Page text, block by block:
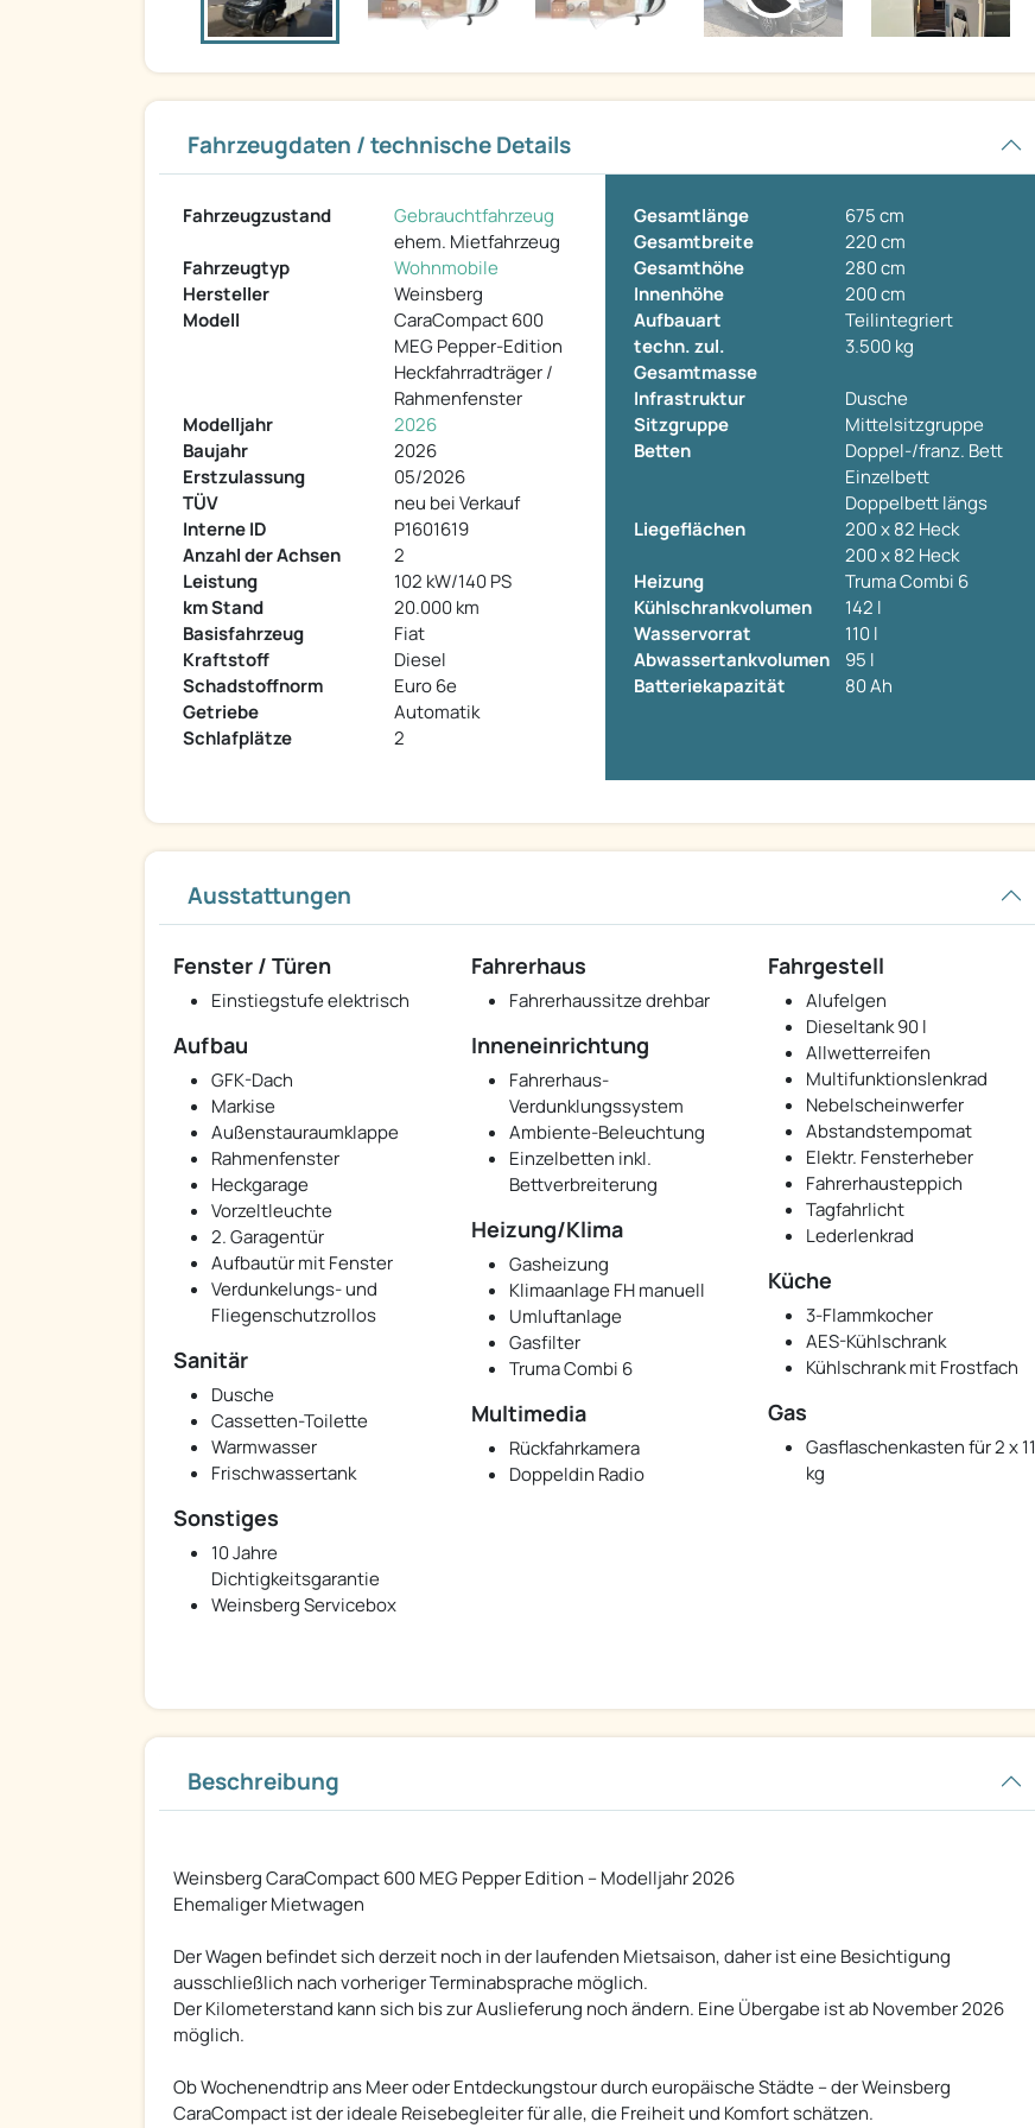
Fahrzeugdaten / technische Details
Fahrzeugzustand
Gebrauchtfahrzeug
ehem. Mietfahrzeug
Fahrzeugtyp
Wohnmobile
Hersteller
Weinsberg
Modell
CaraCompact 600
MEG Pepper-Edition
Heckfahrradträger /
Rahmenfenster
Modelljahr
2026
Baujahr
2026
Erstzulassung
05/2026
TÜV
neu bei Verkauf
Interne ID
P1601619
Anzahl der Achsen
2
Leistung
102 kW/140 PS
km Stand
20.000 km
Basisfahrzeug
Fiat
Kraftstoff
Diesel
Schadstoffnorm
Euro 6e
Getriebe
Automatik
Schlafplätze
2
Gesamtlänge
675 cm
Gesamtbreite
220 cm
Gesamthöhe
280 cm
Innenhöhe
200 cm
Aufbauart
Teilintegriert
techn. zul.
Gesamtmasse
3.500 kg
Infrastruktur
Dusche
Sitzgruppe
Mittelsitzgruppe
Betten
Doppel-/franz. Bett
Einzelbett
Doppelbett längs
Liegeflächen
200 x 82 Heck
200 x 82 Heck
Heizung
Truma Combi 6
Kühlschrankvolumen
142 l
Wasservorrat
110 l
Abwassertankvolumen
95 l
Batteriekapazität
80 Ah
Ausstattungen
Fenster / Türen
Einstiegstufe elektrisch
Fahrerhaus
Fahrerhaussitze drehbar
Fahrgestell
Alufelgen
Dieseltank 90 l
Allwetterreifen
Multifunktionslenkrad
Nebelscheinwerfer
Abstandstempomat
Elektr. Fensterheber
Fahrerhausteppich
Tagfahrlicht
Lederlenkrad
Aufbau
GFK-Dach
Markise
Außenstauraumklappe
Rahmenfenster
Heckgarage
Vorzeltleuchte
2. Garagentür
Aufbautür mit Fenster
Verdunkelungs- und
Fliegenschutzrollos
Inneneinrichtung
Fahrerhaus-
Verdunklungssystem
Ambiente-Beleuchtung
Einzelbetten inkl.
Bettverbreiterung
Heizung/Klima
Gasheizung
Klimaanlage FH manuell
Umluftanlage
Gasfilter
Truma Combi 6
Küche
3-Flammkocher
AES-Kühlschrank
Kühlschrank mit Frostfach
Sanitär
Dusche
Cassetten-Toilette
Warmwasser
Frischwassertank
Gas
Gasflaschenkasten für 2 x 11
kg
Multimedia
Rückfahrkamera
Doppeldin Radio
Sonstiges
10 Jahre
Dichtigkeitsgarantie
Weinsberg Servicebox
Beschreibung
Weinsberg CaraCompact 600 MEG Pepper Edition – Modelljahr 2026
Ehemaliger Mietwagen
Der Wagen befindet sich derzeit noch in der laufenden Mietsaison, daher ist eine Besichtigung
ausschließlich nach vorheriger Terminabsprache möglich.
Der Kilometerstand kann sich bis zur Auslieferung noch ändern. Eine Übergabe ist ab November 2026
möglich.
Ob Wochenendtrip ans Meer oder Entdeckungstour durch europäische Städte – der Weinsberg
CaraCompact ist der ideale Reisebegleiter für alle, die Freiheit und Komfort schätzen.